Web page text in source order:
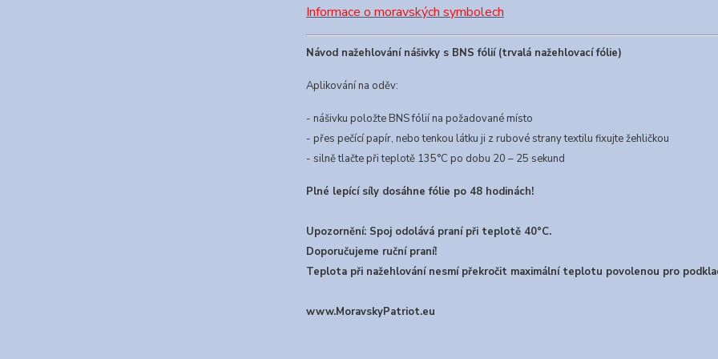
Informace o moravských symbolech
Návod nažehlování nášivky s BNS fólií (trvalá nažehlovací fólie)
Aplikování na oděv:
- nášivku položte BNS fólií na požadované místo
- přes pečící papír, nebo tenkou látku ji z rubové strany textilu fixujte žehličkou
- silně tlačte při teplotě 135°C po dobu 20 – 25 sekund
Plné lepící síly dosáhne fólie po 48 hodinách!
Upozornění: Spoj odolává praní při teplotě 40°C.
Doporučujeme ruční praní!
Teplota při nažehlování nesmí překročit maximální teplotu povolenou pro
www.MoravskyPatriot.eu